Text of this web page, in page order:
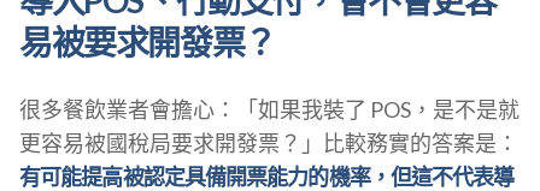
易被要求開發票？
很多餐飲業者會擔心：「如果我裝了 POS，是不是就
更容易被國稅局要求開發票？」比較務實的答案是：
有可能提高被認定具備開票能力的機率，但這不代表導